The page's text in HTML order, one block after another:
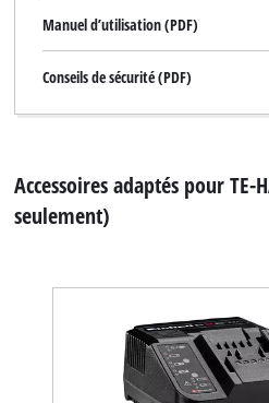
Manuel d’utilisation (PDF)
Conseils de sécurité (PDF)
Accessoires adaptés pour TE-
seulement)